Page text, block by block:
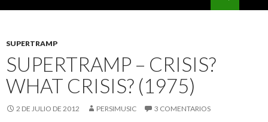
SUPERTRAMP
SUPERTRAMP – CRISIS?
WHAT CRISIS? (1975)
2 DE JULIO DE 2012 PERSIMUSIC 3 COMENTARIOS